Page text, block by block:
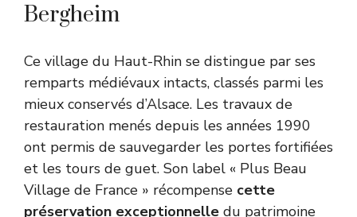
Bergheim
Ce village du Haut-Rhin se distingue par ses
remparts médiévaux intacts, classés parmi les
mieux conservés d’Alsace. Les travaux de
restauration menés depuis les années 1990
ont permis de sauvegarder les portes fortifiées
et les tours de guet. Son label « Plus Beau
Village de France » récompense cette
préservation exceptionnelle du patrimoine